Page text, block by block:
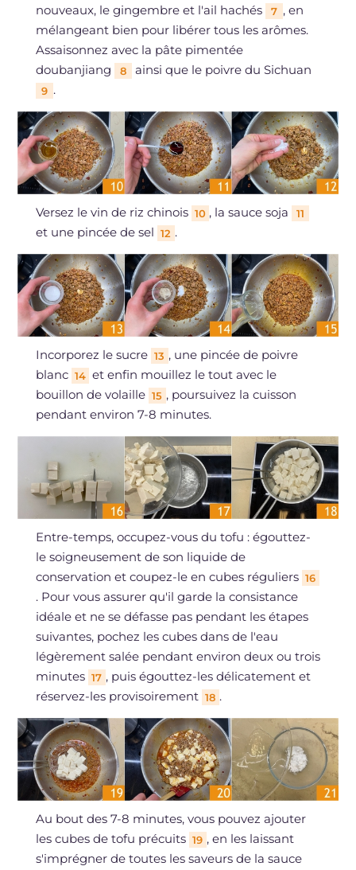
nouveaux, le gingembre et l'ail hachés
7 , en
mélangeant bien pour libérer tous les arômes.
Assaisonnez avec la pâte pimentée
doubanjiang
8 ainsi que le poivre du Sichuan
9 .
Versez le vin de riz chinois 10 , la sauce soja 11
et une pincée de sel 12 .
Incorporez le sucre 13 , une pincée de poivre
blanc 14 et enfin mouillez le tout avec le
bouillon de volaille 15 , poursuivez la cuisson
pendant environ 7-8 minutes.
Entre-temps, occupez-vous du tofu : égouttez-
le soigneusement de son liquide de
conservation et coupez-le en cubes réguliers 16
. Pour vous assurer qu'il garde la consistance
idéale et ne se défasse pas pendant les étapes
suivantes, pochez les cubes dans de l'eau
légèrement salée pendant environ deux ou trois
minutes 17 , puis égouttez-les délicatement et
réservez-les provisoirement 18 .
Au bout des 7-8 minutes, vous pouvez ajouter
les cubes de tofu précuits 19 , en les laissant
s'imprégner de toutes les saveurs de la sauce